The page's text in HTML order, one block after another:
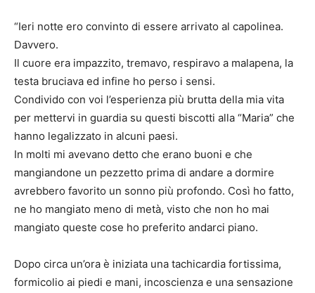
“Ieri notte ero convinto di essere arrivato al capolinea.
Davvero.
Il cuore era impazzito, tremavo, respiravo a malapena, la
testa bruciava ed infine ho perso i sensi.
Condivido con voi l’esperienza più brutta della mia vita
per mettervi in guardia su questi biscotti alla “Maria” che
hanno legalizzato in alcuni paesi.
In molti mi avevano detto che erano buoni e che
mangiandone un pezzetto prima di andare a dormire
avrebbero favorito un sonno più profondo. Così ho fatto,
ne ho mangiato meno di metà, visto che non ho mai
mangiato queste cose ho preferito andarci piano.
Dopo circa un’ora è iniziata una tachicardia fortissima,
formicolio ai piedi e mani, incoscienza e una sensazione